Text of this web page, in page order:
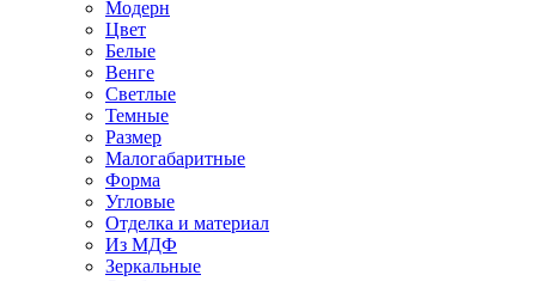
Модерн
Цвет
Белые
Венге
Светлые
Темные
Размер
Малогабаритные
Форма
Угловые
Отделка и материал
Из МДФ
Зеркальные